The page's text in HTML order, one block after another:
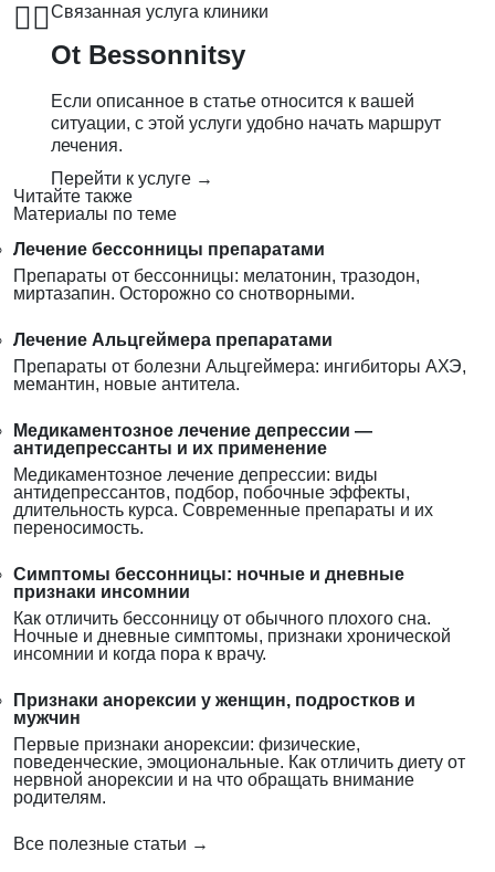
👨‍⚕️Связанная услуга клиники
Ot Bessonnitsy
Если описанное в статье относится к вашей
ситуации, с этой услуги удобно начать маршрут
лечения.
Перейти к услуге →
Читайте также
Материалы по теме
Лечение бессонницы препаратами
Препараты от бессонницы: мелатонин, тразодон,
миртазапин. Осторожно со снотворными.
Лечение Альцгеймера препаратами
Препараты от болезни Альцгеймера: ингибиторы АХЭ,
мемантин, новые антитела.
Медикаментозное лечение депрессии —
антидепрессанты и их применение
Медикаментозное лечение депрессии: виды
антидепрессантов, подбор, побочные эффекты,
длительность курса. Современные препараты и их
переносимость.
Симптомы бессонницы: ночные и дневные
признаки инсомнии
Как отличить бессонницу от обычного плохого сна.
Ночные и дневные симптомы, признаки хронической
инсомнии и когда пора к врачу.
Признаки анорексии у женщин, подростков и
мужчин
Первые признаки анорексии: физические,
поведенческие, эмоциональные. Как отличить диету от
нервной анорексии и на что обращать внимание
родителям.
Все полезные статьи →